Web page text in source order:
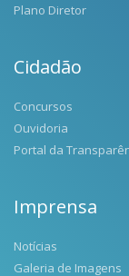
Plano Diretor
Cidadão
Concursos
Ouvidoria
Portal da
Imprensa
Notícias
Galeria de Imagens